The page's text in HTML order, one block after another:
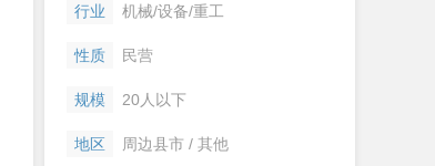
行业 机械/设备/重工
性质 民营
规模 20人以下
地区 周边县市 / 其他